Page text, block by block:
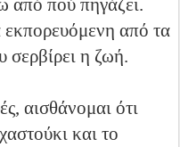
από τα
σερβίρει η ζωή.
αισθάνομαι ότι
και το